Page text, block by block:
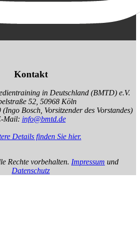
Kontakt
in Deutschland (BMTD) e.V.
52, 50968 Köln
Bosch, Vorsitzender des Vorstandes)
Mail: info@bmtd.de
Details finden Sie hier.
Rechte vorbehalten. Impressum und
Datenschutz